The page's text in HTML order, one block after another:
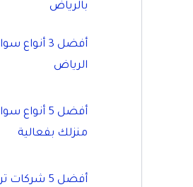
بالرياض
أفضل 3
الرياض
أفضل 5
منزلك بفعالية
أفضل 5